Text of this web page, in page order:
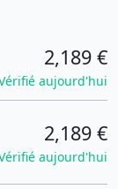
2,189 €
aujourd'hui
2,189 €
aujourd'hui